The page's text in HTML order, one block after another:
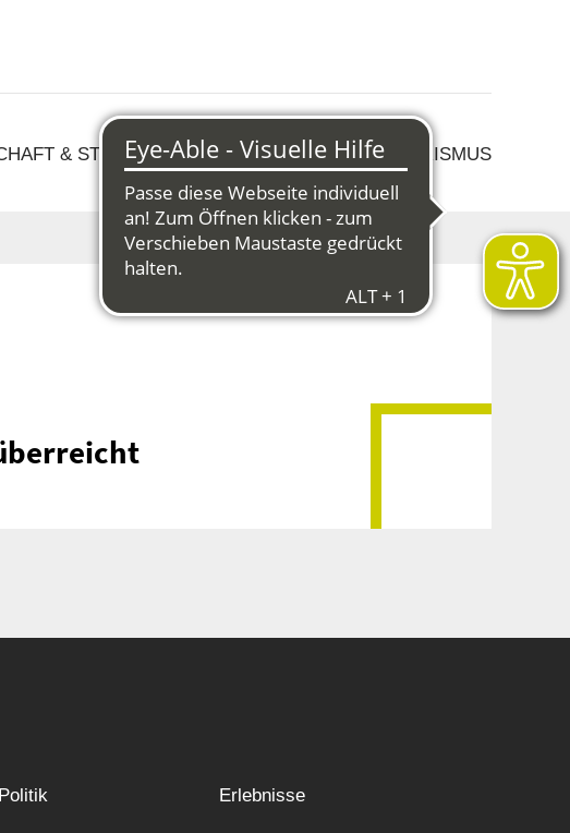
& STRUKTURWANDEL KULTUR & TOURISMUS
Politik Erlebnisse